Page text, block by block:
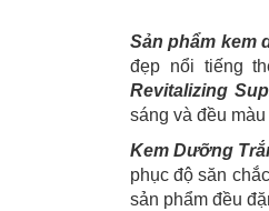
Sản phẩm kem
đẹp nổi tiếng
Revitalizing
sáng và đều
Kem Dưỡng
phục độ săn
sản phẩm đều